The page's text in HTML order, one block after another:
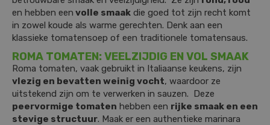
en hebben een volle smaak die goed tot zijn recht komt
in zowel koude als warme gerechten. Denk aan een
klassieke tomatensoep of een traditionele tomatensaus.
ROMA TOMATEN: VEELZIJDIG EN VOL SMAAK
Roma tomaten, vaak gebruikt in Italiaanse keukens, zijn
vlezig en bevatten weinig vocht, waardoor ze
uitstekend zijn om te verwerken in sauzen. Deze
peervormige tomaten hebben een rijke smaak en een
stevige structuur. Maak er een authentieke marinara